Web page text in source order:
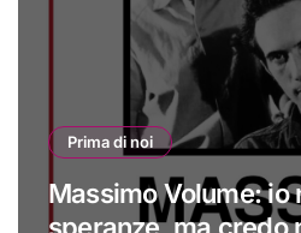
Prima di noi
Massimo Volume: io